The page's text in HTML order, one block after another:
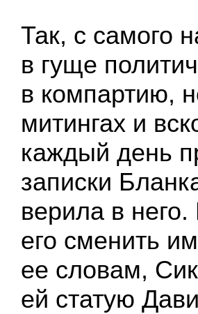
Так, с самого
в гуще
в компартию,
митингах и
каждый день
записки
верила в
его сменить
ее словам,
ей статую